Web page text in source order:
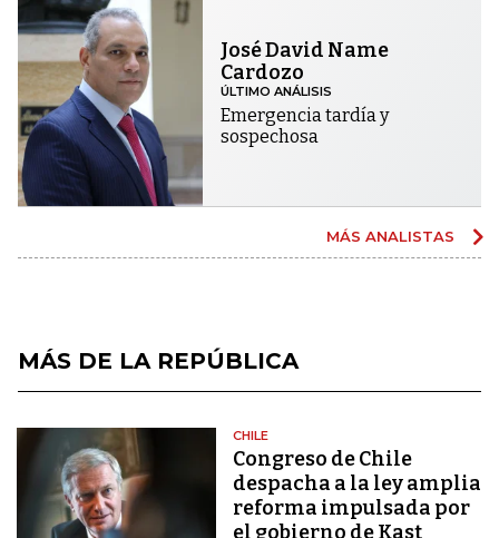
José David Name
Cardozo
ÚLTIMO ANÁLISIS
Emergencia tardía y
sospechosa
MÁS ANALISTAS
MÁS DE LA REPÚBLICA
CHILE
Congreso de Chile
despacha a la ley amplia
reforma impulsada por
el gobierno de Kast